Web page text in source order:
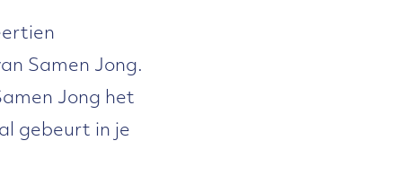
Samen Jong.
Jong het
gebeurt in je